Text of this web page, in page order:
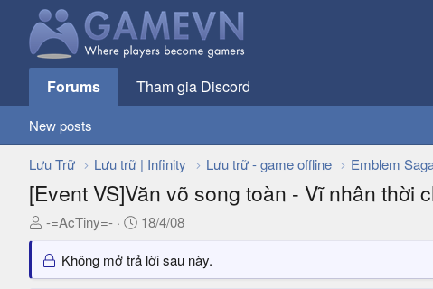
Forums Tham gia Discord
New posts
Lưu Trữ Lưu trữ | Infinity Lưu trữ - game offline Emblem
[Event VS]Văn võ song toàn - Vĩ nhân thời
T
r
e
-=AcTiny=-
N
à
y
18/4/08
Không mở trả lời sau này.